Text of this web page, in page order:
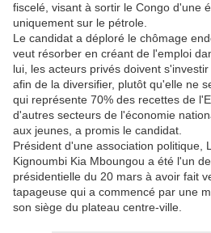
fiscelé, visant à sortir le Congo d'une
uniquement sur le pétrole.
Le candidat a déploré le chômage
veut résorber en créant de l'emploi
lui, les acteurs privés doivent
afin de la diversifier, plutôt qu'elle ne
qui représente 70% des recettes de
d'autres secteurs de l'économie
aux jeunes, a promis le candidat.
Président d'une association politique,
Kignoumbi Kia Mboungou a été l'un
présidentielle du 20 mars à avoir fait
tapageuse qui a commencé par une
son siège du plateau centre-ville.